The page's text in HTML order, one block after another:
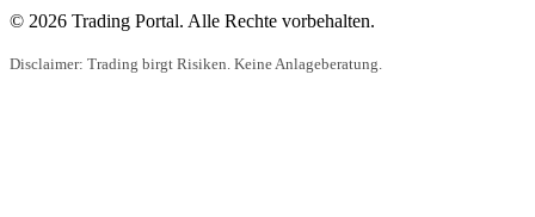
© 2026 Trading Portal. Alle Rechte vorbehalten.
Disclaimer: Trading birgt Risiken. Keine Anlageberatung.